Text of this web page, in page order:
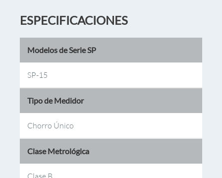
ESPECIFICACIONES
Modelos de Serie SP
SP-15
Tipo de Medidor
Chorro Único
Clase Metrológica
Clase B